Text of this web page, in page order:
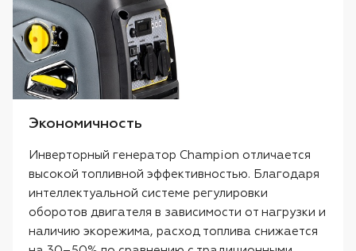
Экономичность
Инверторный генератор Champion отличается
высокой топливной эффективностью. Благодаря
интеллектуальной системе регулировки
оборотов двигателя в зависимости от нагрузки и
наличию экорежима, расход топлива снижается